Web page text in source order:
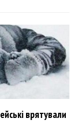
врятували